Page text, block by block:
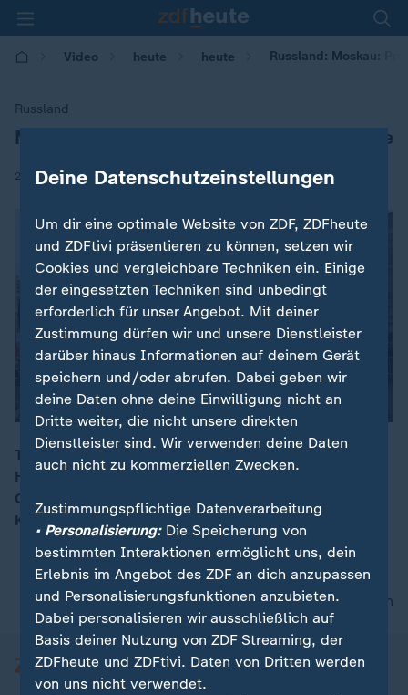
Video heute heute Russland: Moskau:
Russland
:Moskau: Protest für politisch Gefangene
29.09.2019 | 15:37
Tausende Menschen haben in der russischen
Hauptstadt Moskau die Freilassung von politischen
Gefangenen gefordert. Mit dabei war auch Kreml-
Kritiker Alexej Nawalny.
nach oben
Deine Datenschutzeinstellungen
Um dir eine optimale Website von ZDF, ZDFheute
und ZDFtivi präsentieren zu können, setzen wir
Cookies und vergleichbare Techniken ein. Einige
der eingesetzten Techniken sind unbedingt
erforderlich für unser Angebot. Mit deiner
Zustimmung dürfen wir und unsere Dienstleister
darüber hinaus Informationen auf deinem Gerät
speichern und/oder abrufen. Dabei geben wir
deine Daten ohne deine Einwilligung nicht an
Dritte weiter, die nicht unsere direkten
Dienstleister sind. Wir verwenden deine Daten
auch nicht zu kommerziellen Zwecken.
Zustimmungspflichtige Datenverarbeitung
• Personalisierung:Die Speicherung von
bestimmten Interaktionen ermöglicht uns, dein
Erlebnis im Angebot des ZDF an dich anzupassen
und Personalisierungsfunktionen anzubieten.
Dabei personalisieren wir ausschließlich auf
Basis deiner Nutzung von ZDF Streaming, der
ZDFheute und ZDFtivi. Daten von Dritten werden
von uns nicht verwendet.